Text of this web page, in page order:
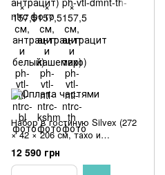
Набор в гостиную Silvex (272
× 42 × 206 см, тахо и
антрацит)
12 590 грн